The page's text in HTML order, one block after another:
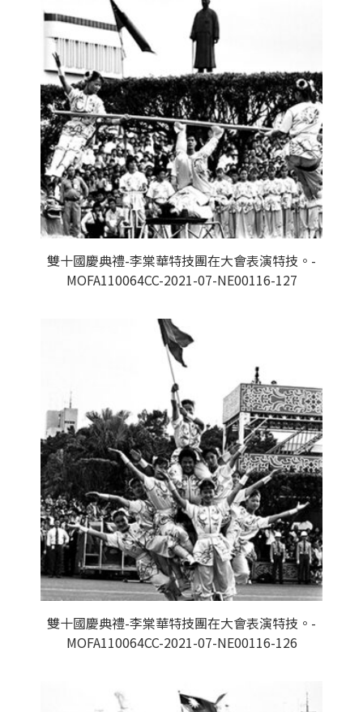
雙十國慶典禮-李棠華特技團在大會表演特技。-
MOFA110064CC-2021-07-NE00116-127
雙十國慶典禮-李棠華特技團在大會表演特技。-
MOFA110064CC-2021-07-NE00116-126